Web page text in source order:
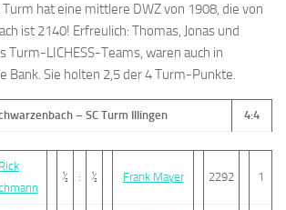
Turm hat eine mittlere DWZ von 1908, die von
ist 2140! Erfreulich: Thomas, Jonas und
Turm-LICHESS-Teams, waren auch in
Bank. Sie holten 2,5 der 4 Turm-Punkte.
– SC Turm Illingen 4:4
Rick
½ : ½ Frank Mayer 2292 1